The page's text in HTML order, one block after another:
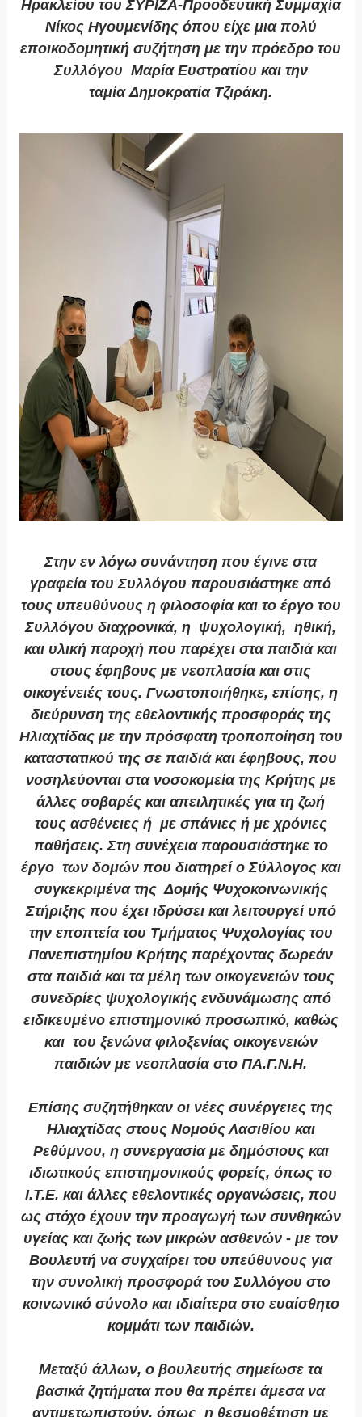
Ηρακλείου του ΣΥΡΙΖΑ-Προοδευτική Συμμαχία
Νίκος Ηγουμενίδης όπου είχε μια πολύ
εποικοδομητική συζήτηση με την πρόεδρο του
Συλλόγου Μαρία Ευστρατίου και την
ταμία Δημοκρατία Τζιράκη.
Στην εν λόγω συνάντηση που έγινε στα
γραφεία του Συλλόγου παρουσιάστηκε από
τους υπευθύνους η φιλοσοφία και το έργο του
Συλλόγου διαχρονικά, η ψυχολογική, ηθική,
και υλική παροχή που παρέχει στα παιδιά και
στους έφηβους με νεοπλασία και στις
οικογένειές τους. Γνωστοποιήθηκε, επίσης, η
διεύρυνση της εθελοντικής προσφοράς της
Ηλιαχτίδας με την πρόσφατη τροποποίηση του
καταστατικού της σε παιδιά και έφηβους, που
νοσηλεύονται στα νοσοκομεία της Κρήτης με
άλλες σοβαρές και απειλητικές για τη ζωή
τους ασθένειες ή με σπάνιες ή με χρόνιες
παθήσεις. Στη συνέχεια παρουσιάστηκε το
έργο των δομών που διατηρεί ο Σύλλογος και
συγκεκριμένα της Δομής Ψυχοκοινωνικής
Στήριξης που έχει ιδρύσει και λειτουργεί υπό
την εποπτεία του Τμήματος Ψυχολογίας του
Πανεπιστημίου Κρήτης παρέχοντας δωρεάν
στα παιδιά και τα μέλη των οικογενειών τους
συνεδρίες ψυχολογικής ενδυνάμωσης από
ειδικευμένο επιστημονικό προσωπικό, καθώς
και του ξενώνα φιλοξενίας οικογενειών
παιδιών με νεοπλασία στο ΠΑ.Γ.Ν.Η.
Επίσης συζητήθηκαν οι νέες συνέργειες της
Ηλιαχτίδας στους Νομούς Λασιθίου και
Ρεθύμνου, η συνεργασία με δημόσιους και
ιδιωτικούς επιστημονικούς φορείς, όπως το
Ι.Τ.Ε. και άλλες εθελοντικές οργανώσεις, που
ως στόχο έχουν την προαγωγή των συνθηκών
υγείας και ζωής των μικρών ασθενών - με τον
Βουλευτή να συγχαίρει του υπεύθυνους για
την συνολική προσφορά του Συλλόγου στο
κοινωνικό σύνολο και ιδιαίτερα στο ευαίσθητο
κομμάτι των παιδιών.
Μεταξύ άλλων, ο βουλευτής σημείωσε τα
βασικά ζητήματα που θα πρέπει άμεσα να
αντιμετωπιστούν, όπως η θεσμοθέτηση με